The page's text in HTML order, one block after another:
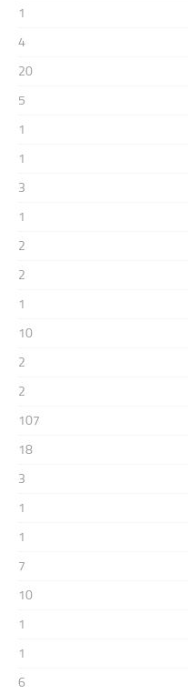
1
4
20
5
1
1
3
1
2
2
1
10
2
2
107
18
3
1
1
7
10
1
1
6